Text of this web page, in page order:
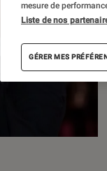
mesure de
Liste de nos
GÉRER MES